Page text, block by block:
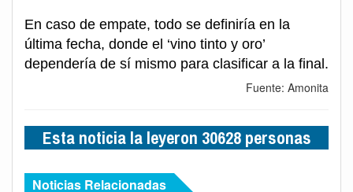
En caso de empate, todo se definiría en la
última fecha, donde el ‘vino tinto y oro’
dependería de sí mismo para clasificar a la final.
Fuente: Amonita
Esta noticia la leyeron 30628 personas
Noticias Relacionadas